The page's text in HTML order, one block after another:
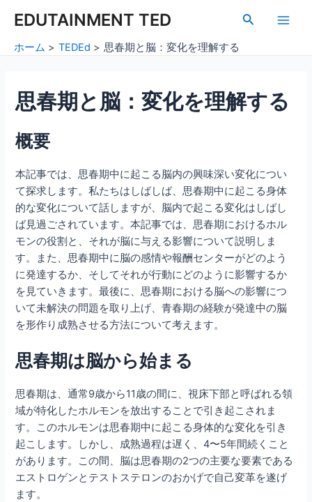
EDUTAINMENT TED
検
Main
ホーム TEDEd 思春期と脳：変化を理解する
思春期と脳：変化を理解する
概要
本記事では、思春期中に起こる脳内の興味深い変化につい
て探求します。私たちはしばしば、思春期中に起こる身体
的な変化について話しますが、脳内で起こる変化はしばし
ば見過ごされています。本記事では、思春期におけるホル
モンの役割と、それが脳に与える影響について説明しま
す。また、思春期中に脳の感情や報酬センターがどのよう
に発達するか、そしてそれが行動にどのように影響するか
を見ていきます。最後に、思春期における脳への影響につ
いて未解決の問題を取り上げ、青春期の経験が発達中の脳
を形作り成熟させる方法について考えます。
思春期は脳から始まる
思春期は、通常9歳から11歳の間に、視床下部と呼ばれる領
域が特化したホルモンを放出することで引き起こされま
す。このホルモンは思春期中に起こる身体的な変化を引き
起こします。しかし、成熟過程は遅く、4〜5年間続くこと
があります。この間、脳は思春期の2つの主要な要素である
エストロゲンとテストステロンのおかげで自己変革を遂げ
ます。
navigation